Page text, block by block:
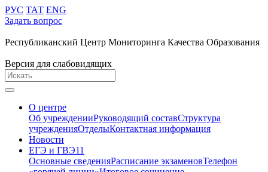
РУС ТАТ ENG
Задать вопрос
Республиканский Центр Мониторинга Качества Образования
Версия для слабовидящих
О центре
Об учрежденииРуководящий составСтруктура
учрежденияОтделыКонтактная информация
Новости
ЕГЭ и ГВЭ11
Основные сведенияРасписание экзаменовТелефон